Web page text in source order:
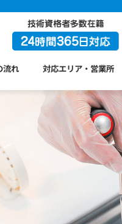
流れ 対応エリア・営業所